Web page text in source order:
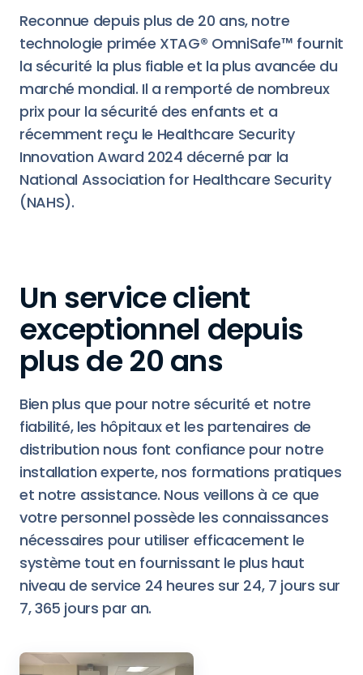
Reconnue depuis plus de 20 ans, notre
technologie primée XTAG® OmniSafe™ fournit
la sécurité la plus fiable et la plus avancée du
marché mondial. Il a remporté de nombreux
prix pour la sécurité des enfants et a
récemment reçu le Healthcare Security
Innovation Award 2024 décerné par la
National Association for Healthcare Security
(NAHS).
Un service client
exceptionnel depuis
plus de 20 ans
Bien plus que pour notre sécurité et notre
fiabilité, les hôpitaux et les partenaires de
distribution nous font confiance pour notre
installation experte, nos formations pratiques
et notre assistance. Nous veillons à ce que
votre personnel possède les connaissances
nécessaires pour utiliser efficacement le
système tout en fournissant le plus haut
niveau de service 24 heures sur 24, 7 jours sur
7, 365 jours par an.